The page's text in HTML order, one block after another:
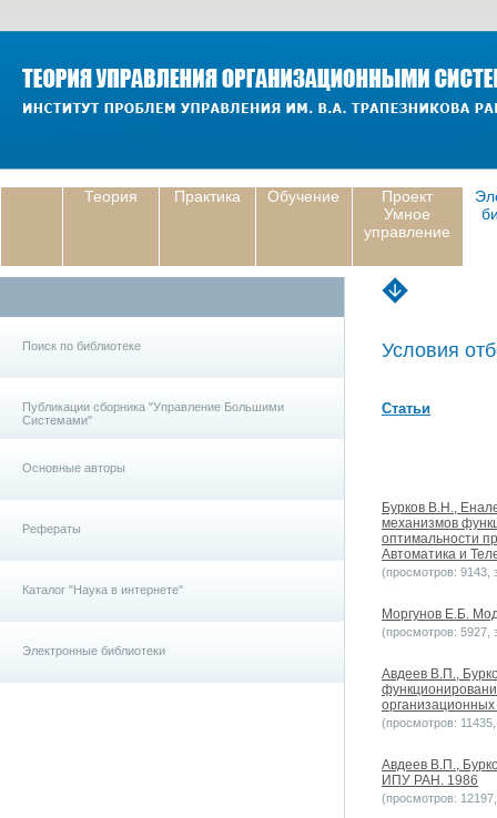
Теория Практика Обучение
Проект
Умное
управление
Поиск по библиотеке
Публикации сборника "Управление Большими
Системами"
Основные авторы
Рефераты
Каталог "Наука в интернете"
Электронные библиотеки
Условия
Статьи
Бурков В.Н.,
механизмов
оптимальности
Автоматика и
(просмотров: 9143,
Моргунов Е.Б.
(просмотров: 5927,
Авдеев В.П.,
(просмотров:
Авдеев В.П.,
ИПУ РАН. 1986
(просмотров: